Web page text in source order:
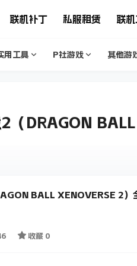
联机补丁 私服租赁 联
用工具 P社游戏 其他游
（DRAGON
BALL XENOVERSE 2）
收藏 0